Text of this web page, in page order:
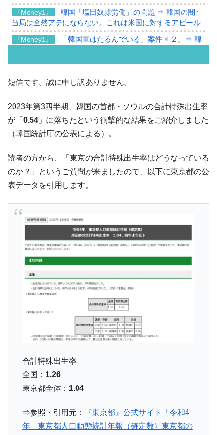
『Money1』
韓国「塩田奴隷労働」の問題 ⇒ 韓国の闇･
当局は全然アテにならない。これは米国に対するアピール
『Money1』
「韓国軍はたるんでいる」案件 × ２。⇒ 韓
『Money1』
韓国メディアが「韓国政府と李在明が吊る
される可能性もあるのでは」とほのめかす。
コアコアは上がった。
『Money1』
韓国･猛暑でソウル市全域「猛暑重大警報」
発令。李在明「猛暑・干ばつ対処状況点検会議」
07月販売台数は去年のほぼ半分「71台」しか売れなかっ
た。『起亜』は9台だけ
『Money1』
韓国「信用赦免を何回やっても、何回やっ
落！
『Money1』
韓国K9専用砲弾･装薬自動供給装甲車両･珍
兵器「K10」が改良に乗り出す。
『Money1』
韓国「2026年07月の輸出入」絶好調。半導
体だけで410億ドル、輸出全体の41％もある
『Money1』
や、若者に起業させよう」⇒ どんな雇用対策だソレ。
【韓国の外貨準備】2026年07月は4,279億ド
ル。外平債の発行「19.4億ドル」
韓国「ここは北朝鮮なのか。選管がサーバ
ーにウソのデータを入力したのは明白だ」
言。
だ。
『Money1』
『韓国銀行』が「金の保有量を増やしま
す」⇒「金を経由するドル入手」手段ではないのか？
短信です。誠に申し訳ありません。
2023年第3四半期、韓国の首都・ソウルの合計特殊出生率
が「 0.54 」に落ちたという衝撃的な結果をご紹介しました
（韓国統計庁の公表による）。
読者の方から、「東京の合計特殊出生率はどうなっている
のか？」というご質問が来ましたので、以下に東京都の公
表データを引用します。
合計特殊出生率
全国： 1.26
東京都全体： 1.04
⇒参照・引用元：
『東京都』公式サイト「令和4
年 東京都人口動態統計年報（確定数）東京都の